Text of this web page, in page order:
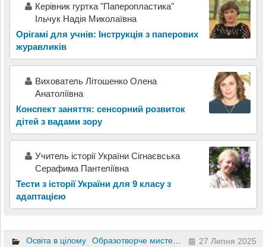
Керівник гуртка "Паперопластика"
Ільчук Надія Миколаївна
Орігамі для учнів: Інструкція з паперових
журавликів
Вихователь Літошенко Олена
Анатоліївна
Конспект заняття: сенсорний розвиток
дітей з вадами зору
Учитель історії України Сігнаєвська
Серафима Пантеліївна
Тести з історії України для 9 класу з
адаптацією
Освіта в цілому Образотворче мистецтво Дошкільне
27 Липня 2025